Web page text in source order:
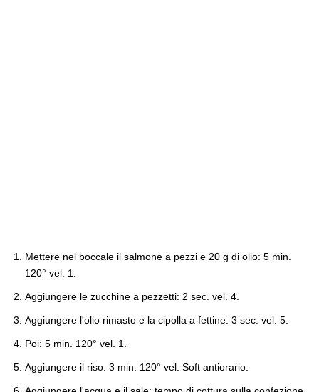
Mettere nel boccale il salmone a pezzi e 20 g di olio: 5 min.
120° vel. 1.
Aggiungere le zucchine a pezzetti: 2 sec. vel. 4.
Aggiungere l'olio rimasto e la cipolla a fettine: 3 sec. vel. 5.
Poi: 5 min. 120° vel. 1.
Aggiungere il riso: 3 min. 120° vel. Soft antiorario.